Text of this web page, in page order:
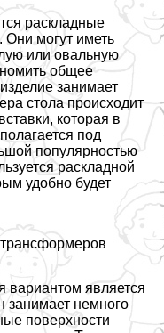
раскладные
Они могут иметь
или овальную
общее
занимает
стола происходит
которая в
под
популярностью
раскладной
удобно будет
трaнcформеров
является
занимает немного
поверхности